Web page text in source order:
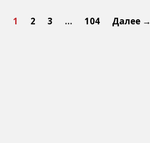
1 2 3 … 104 Далее →